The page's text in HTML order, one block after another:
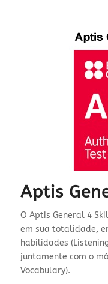
Aptis
O Aptis General 4
em sua totalidade,
habilidades
juntamente com o
Vocabulary).